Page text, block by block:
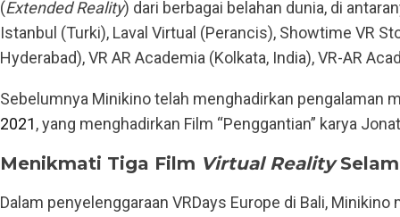
(Extended Reality) dari berbagai belahan dunia, di
Istanbul (Turki), Laval Virtual (Perancis), Showtime VR
Hyderabad), VR AR Academia (Kolkata, India), VR-AR
Sebelumnya Minikino telah menghadirkan pengalaman
2021, yang menghadirkan Film “Penggantian” karya
Menikmati Tiga Film Virtual Reality
Dalam penyelenggaraan VRDays Europe di Bali,